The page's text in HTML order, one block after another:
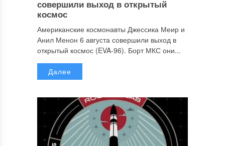
совершили выход в открытый
космос
Американские космонавты Джессика Меир и
Анил Менон 6 августа совершили выход в
открытый космос (EVA-96). Борт МКС они...
Далее